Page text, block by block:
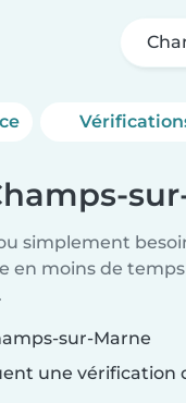
simplement
en moins de
sur-Marne
une